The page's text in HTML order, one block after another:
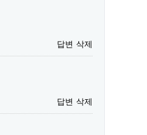
답변 삭제
답변 삭제